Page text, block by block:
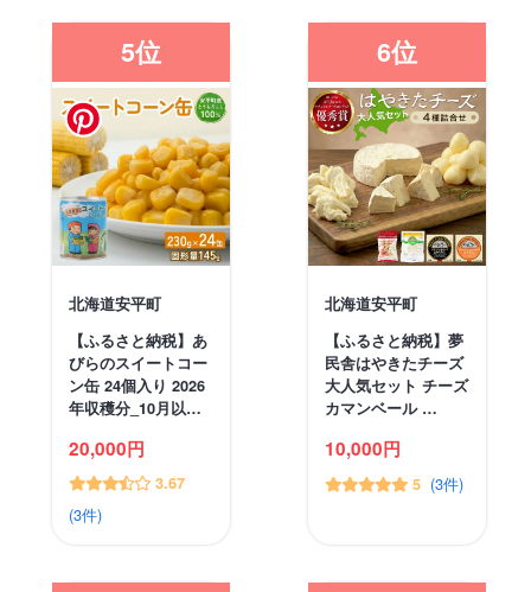
5位
北海道安平町
【ふるさと納税】あ
びらのスイートコー
ン缶 24個入り 2026
年収穫分_10月以…
20,000円
3.67
(3件)
6位
北海道安平町
【ふるさと納税】夢
民舎はやきたチーズ
大人気セット チーズ
カマンベール …
10,000円
5 (3件)